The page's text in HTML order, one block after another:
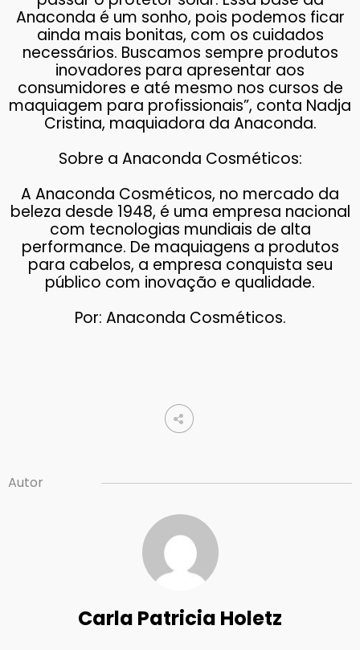
Anaconda é um sonho, pois podemos ficar
ainda mais bonitas, com os cuidados
necessários. Buscamos sempre produtos
inovadores para apresentar aos
consumidores e até mesmo nos cursos de
maquiagem para profissionais”, conta Nadja
Cristina, maquiadora da Anaconda.
Sobre a Anaconda Cosméticos:
A Anaconda Cosméticos, no mercado da
beleza desde 1948, é uma empresa nacional
com tecnologias mundiais de alta
performance. De maquiagens a produtos
para cabelos, a empresa conquista seu
público com inovação e qualidade.
Por: Anaconda Cosméticos.
Autor
Carla Patricia Holetz